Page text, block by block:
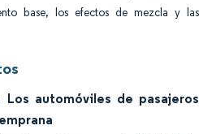
base, los efectos de mezcla y las
automóviles de pasajeros